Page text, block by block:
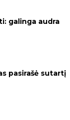
galinga audra
pasirašė sutartį